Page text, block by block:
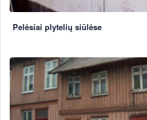
Pelėsiai plytelių siūlėse